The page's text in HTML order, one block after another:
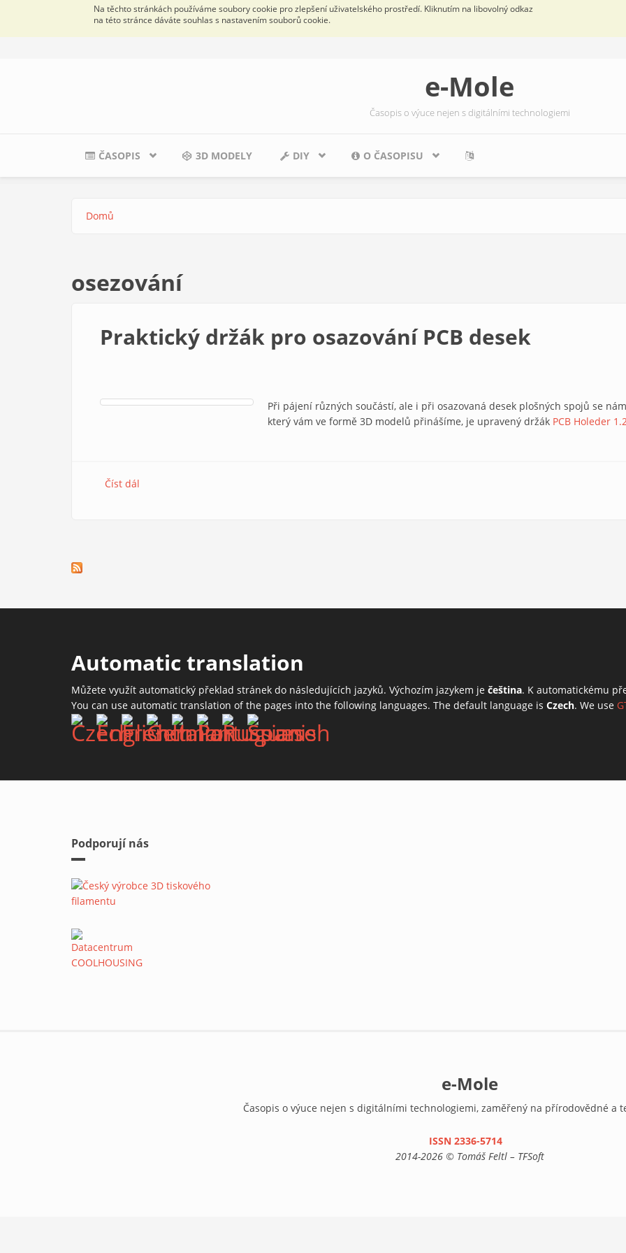
Na těchto stránkách používáme soubory cookie pro zlepšení uživatelského prostředí. Kliknutím na libovolný odkaz
na této stránce dáváte souhlas s nastavením souborů cookie.
e-Mole
Časopis o výuce nejen s digitálními technologiemi
ČASOPIS 3D MODELY DIY O ČASOPISU
Jste zde
Domů
osezování
Praktický držák pro osazování PCB desek
Při pájení různých součástí, ale i při osazovaná desek plošných spojů se
který vám ve formě 3D modelů přinášíme, je upravený držák PCB Holeder
Číst dál
Automatic translation
Můžete využít automatický překlad stránek do následujících jazyků. Výchozím jazykem je čeština. K automatickému
You can use automatic translation of the pages into the following languages. The default language is Czech. We use
Podporují nás
e-Mole
Časopis o výuce nejen s digitálními technologiemi, zaměřený na přírodovědné a
ISSN 2336-5714(link is external)
2014-2026 © Tomáš Feltl – TFSoft